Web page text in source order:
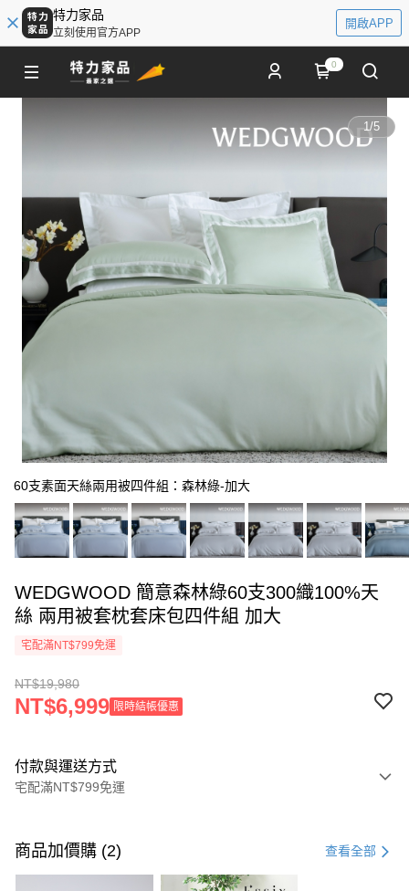
特力家品
立刻使用官方APP
開啟APP
0
1/5
60支素面天絲兩用被四件組：森林綠-加大
WEDGWOOD 簡意森林綠60支300織100%天
絲 兩用被套枕套床包四件組 加大
宅配滿NT$799免運
NT$19,980
NT$6,999 限時結帳優惠
付款與運送方式
宅配滿NT$799免運
信用卡一次付款
商品加價購 (2) 查看全部